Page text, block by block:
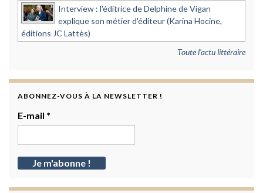
Interview : l'éditrice de Delphine de Vigan
explique son métier d'éditeur (Karina Hocine,
éditions JC Lattès)
Toute l'actu littéraire
ABONNEZ-VOUS À LA NEWSLETTER !
E-mail *